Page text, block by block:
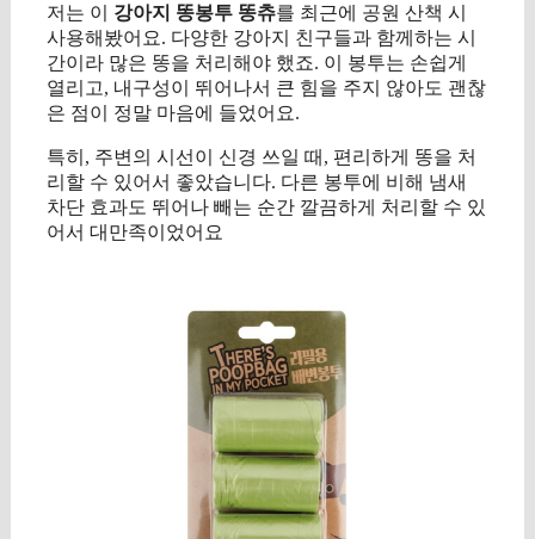
저는 이 강아지 똥봉투 똥츄를 최근에 공원 산책 시
사용해봤어요. 다양한 강아지 친구들과 함께하는 시
간이라 많은 똥을 처리해야 했죠. 이 봉투는 손쉽게
열리고, 내구성이 뛰어나서 큰 힘을 주지 않아도 괜찮
은 점이 정말 마음에 들었어요.
특히, 주변의 시선이 신경 쓰일 때, 편리하게 똥을 처
리할 수 있어서 좋았습니다. 다른 봉투에 비해 냄새
차단 효과도 뛰어나 빼는 순간 깔끔하게 처리할 수 있
어서 대만족이었어요